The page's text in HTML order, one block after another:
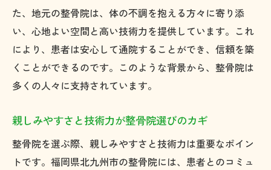
た、地元の整骨院は、体の不調を抱える方々に寄り添
い、心地よい空間と高い技術力を提供しています。これ
により、患者は安心して通院することができ、信頼を築
くことができるのです。このような背景から、整骨院は
多くの人々に支持されています。
親しみやすさと技術力が整骨院選びのカギ
整骨院を選ぶ際、親しみやすさと技術力は重要なポイン
トです。福岡県北九州市の整骨院には、患者とのコミュ